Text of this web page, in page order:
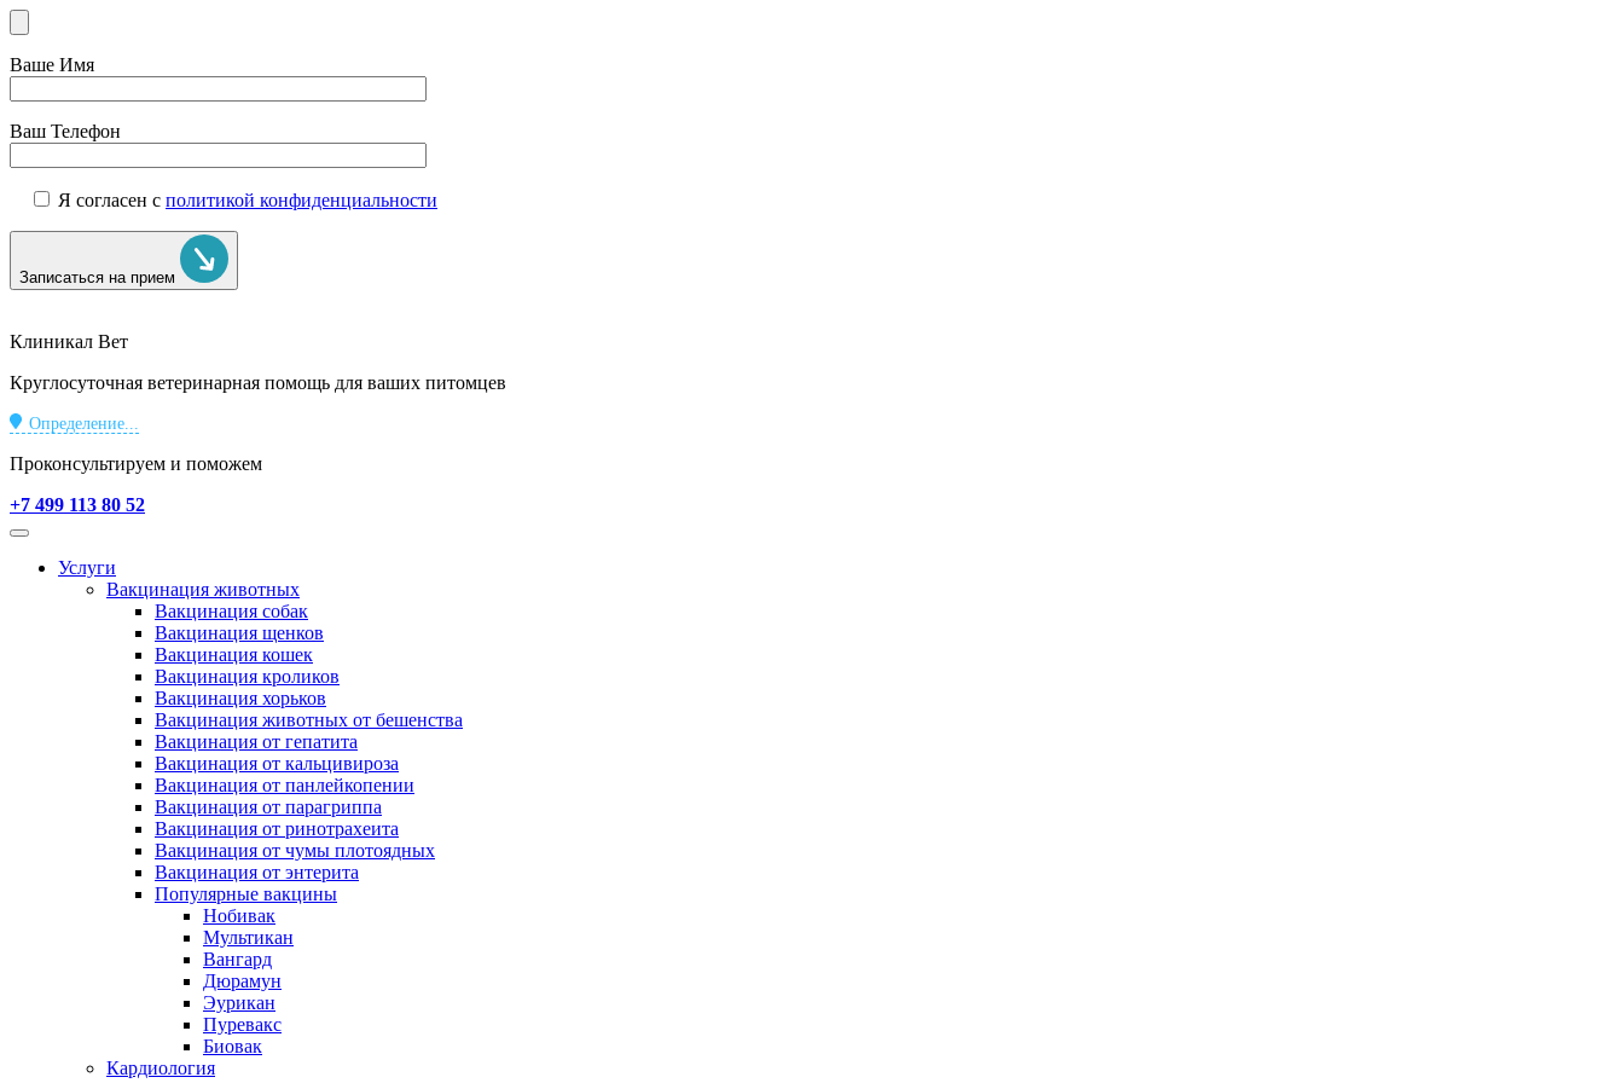
Ваше Имя
Ваш Телефон
Я согласен с политикой конфиденциальности
Записаться на прием
Клиникал Вет
Круглосуточная ветеринарная помощь для ваших питомцев
Определение...
Проконсультируем и поможем
+7 499 113 80 52
Услуги
Вакцинация животных
Вакцинация собак
Вакцинация щенков
Вакцинация кошек
Вакцинация кроликов
Вакцинация хорьков
Вакцинация животных от бешенства
Вакцинация от гепатита
Вакцинация от кальцивироза
Вакцинация от панлейкопении
Вакцинация от парагриппа
Вакцинация от ринотрахеита
Вакцинация от чумы плотоядных
Вакцинация от энтерита
Популярные вакцины
Нобивак
Мультикан
Вангард
Дюрамун
Эурикан
Пуревакс
Биовак
Кардиология